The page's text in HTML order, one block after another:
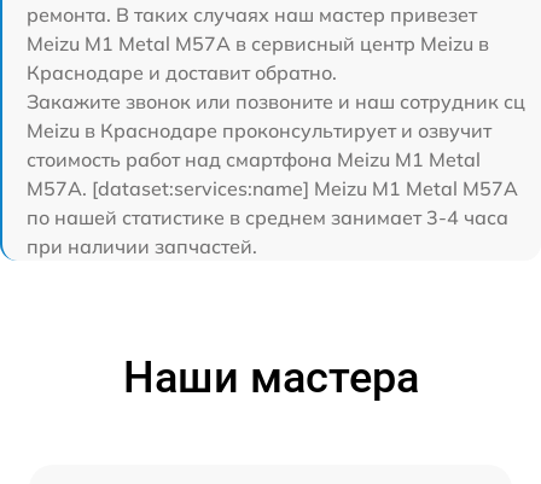
ремонта. В таких случаях наш мастер привезет
Meizu M1 Metal M57A в сервисный центр Meizu в
Краснодаре и доставит обратно.
Закажите звонок или позвоните и наш сотрудник сц
Meizu в Краснодаре проконсультирует и озвучит
стоимость работ над смартфона Meizu M1 Metal
M57A. [dataset:services:name] Meizu M1 Metal M57A
по нашей статистике в среднем занимает 3-4 часа
при наличии запчастей.
Наши мастера